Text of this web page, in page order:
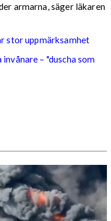
armarna, säger läkaren
stor uppmärksamhet
– "duscha som